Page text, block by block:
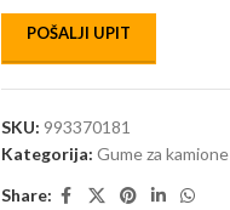
POŠALJI UPIT
SKU: 993370181
Kategorija: Gume za kamione
Share: